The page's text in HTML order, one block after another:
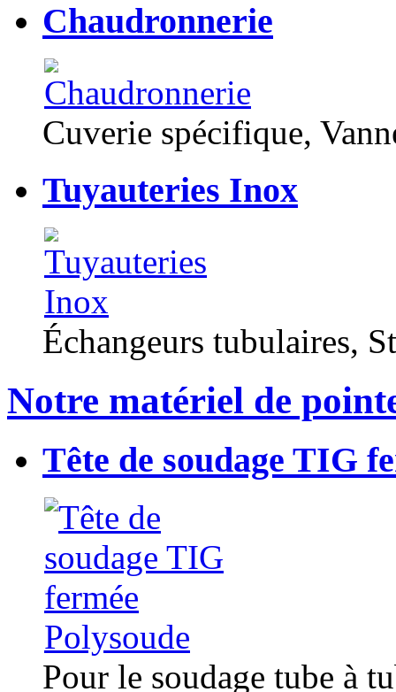
Chaudronnerie
Cuverie spécifique,
Tuyauteries Inox
Échangeurs tubulaires,
Notre matériel de
Tête de soudage TIG
Pour le soudage tube à